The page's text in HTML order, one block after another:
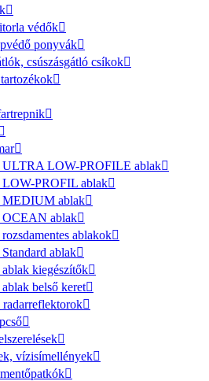
védők
ponyvák
csúszásgátló csíkok
ULTRA LOW-PROFILE ablak
PROFIL ablak
MEDIUM ablak
OCEAN ablak
ablakok
ablak
kiegészítők
belső keret
vízisímellények